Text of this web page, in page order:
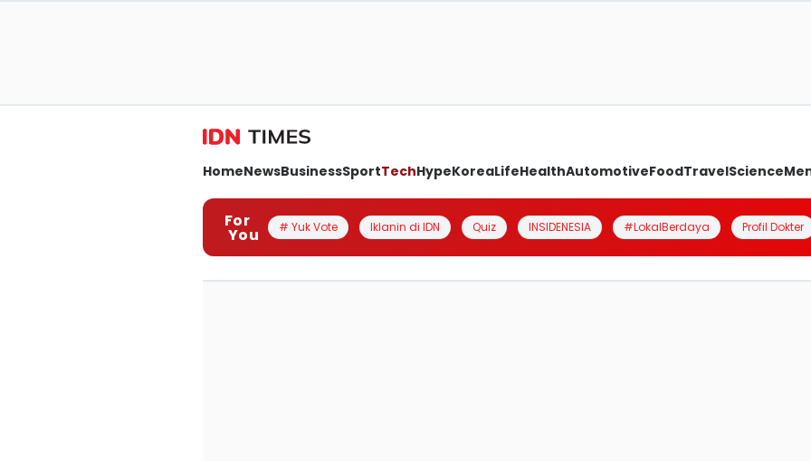
HomeNewsBusinessSportTechHypeKoreaLifeHealthAutomotiveFoodTravelScience
For
You # Yuk Vote Iklanin di IDN Quiz INSIDENESIA #LokalBerdaya Profil Dokter